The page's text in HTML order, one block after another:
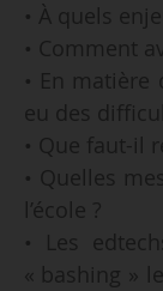
• À quels
• Comment
• En matière
eu des
• Que faut-il
• Quelles
l’école ?
• Les
« bashing »